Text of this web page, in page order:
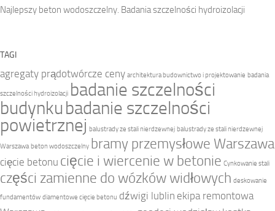
Najlepszy beton wodoszczelny. Badania szczelności hydroizolacji
TAGI
agregaty prądotwórcze ceny architektura budownictwo i projektowanie badania
szczelności hydroizolacji badanie szczelności
budynku badanie szczelności
powietrznej balustrady ze stali nierdzewnej balustrady ze stali nierdzewnej
Warszawa beton wodoszczelny bramy przemysłowe Warszawa
cięcie betonu cięcie i wiercenie w betonie Cynkowanie stali
części zamienne do wózków widłowych deskowanie
fundamentów diamentowe cięcie betonu dźwigi lublin ekipa remontowa